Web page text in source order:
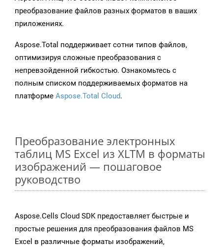
преобразование файлов разных форматов в ваших
приложениях.
Aspose.Total поддерживает сотни типов файлов,
оптимизируя сложные преобразования с
непревзойденной гибкостью. Ознакомьтесь с
полным списком поддерживаемых форматов на
платформе Aspose.Total Cloud.
Преобразование электронных
таблиц MS Excel из XLTM в форматы
изображений — пошаговое
руководство
Aspose.Cells Cloud SDK предоставляет быстрые и
простые решения для преобразования файлов MS
Excel в различные форматы изображений,